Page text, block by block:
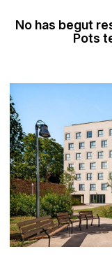
No has begut
Pots